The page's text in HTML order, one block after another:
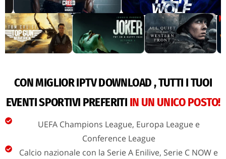
CON MIGLIOR IPTV DOWNLOAD , TUTTI I TUOI
EVENTI SPORTIVI PREFERITI IN UN UNICO POSTO!
UEFA Champions League, Europa League e
Conference League
Calcio nazionale con la Serie A Enilive, Serie C NOW e